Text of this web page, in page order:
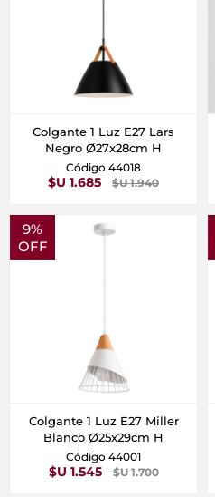
Colgante 1 Luz E27 Lars
Negro Ø27x28cm H
Código 44018
$U 1.685 $U 1.940
9%
OFF
Colgante 1 Luz E27 Miller
Blanco Ø25x29cm H
Código 44001
$U 1.545 $U 1.700